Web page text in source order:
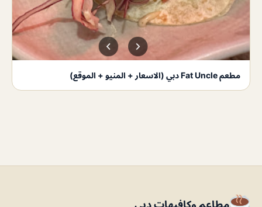
مطعم Fat Uncle دبي (الاسعار + المنيو + الموقع)
مطاعم وكافيهات دبي